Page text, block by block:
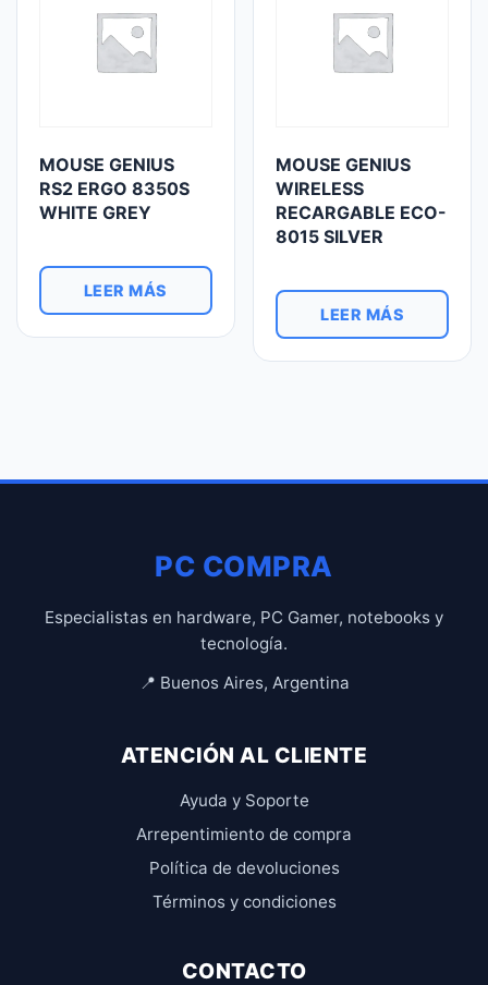
MOUSE GENIUS
RS2 ERGO 8350S
WHITE GREY
LEER MÁS
MOUSE GENIUS
WIRELESS
RECARGABLE ECO-
8015 SILVER
LEER MÁS
PC COMPRA
Especialistas en hardware, PC Gamer, notebooks y
tecnología.
📍 Buenos Aires, Argentina
ATENCIÓN AL CLIENTE
Ayuda y Soporte
Arrepentimiento de compra
Política de devoluciones
Términos y condiciones
CONTACTO